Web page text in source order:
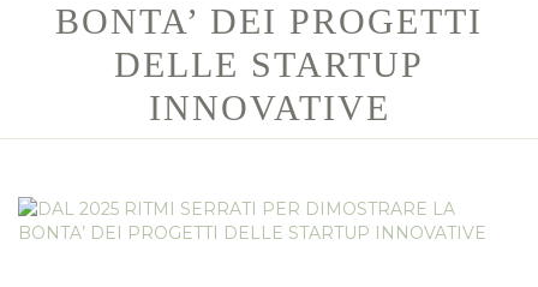
BONTA’ DEI PROGETTI
DELLE STARTUP
INNOVATIVE